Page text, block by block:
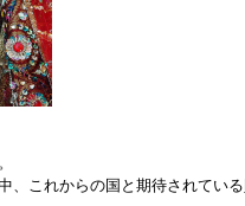
、これからの国と期待されている